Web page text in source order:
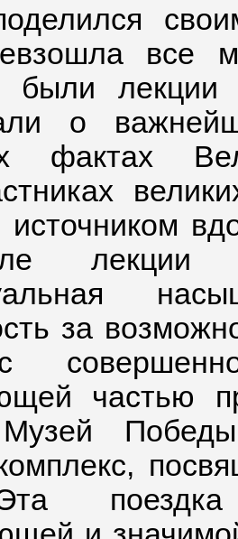
все
были лекции
о
фактах
лекции
за
частью
Музей
поездка